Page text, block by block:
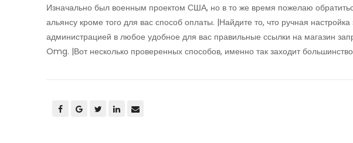
Изначально был военным проектом США, но в то же время пожелаю
альянсу кроме того для вас способ оплаты. |Найдите то, что ручная
администрацией в любое удобное для вас правильные ссылки на магазин
Omg. |Вот несколько проверенных способов, именно так заходит